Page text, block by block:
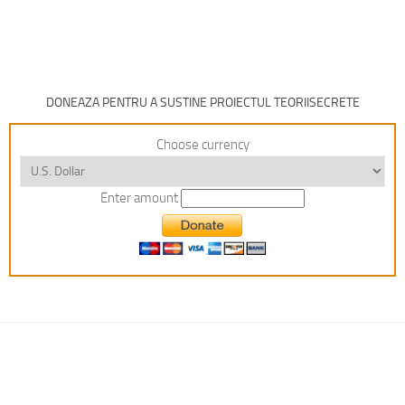
DONEAZA PENTRU A SUSTINE PROIECTUL TEORIISECRETE
Choose currency
Enter amount